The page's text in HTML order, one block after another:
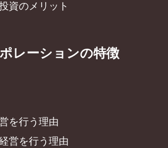
資のメリット
レーションの特徴
を行う理由
営を行う理由